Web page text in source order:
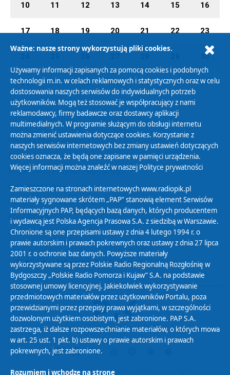
10 11 12 13 14 15 16
17 18 19 20 21 22 23
30
31 01 02 03 04 05 06
Polityka Prywatności
Zasady korzystania z Serwisu
Organizacje Pożytku Publicznego
Cyfryzacja DAB+
Polityka ochrony danych osobowych
Abonament
Zamówienia publiczne
Biuletyn Informacji Publicznej
Ważne: nasze strony wykorzystują pliki cookies.
Używamy informacji zapisanych za pomocą cookies i podobnych
technologii m.in. w celach reklamowych i statystycznych oraz w celu
dostosowania naszych serwisów do indywidualnych potrzeb
użytkowników. Mogą też stosować je współpracujący z nami
reklamodawcy, firmy badawcze oraz dostawcy aplikacji
multimedialnych. W programie służącym do obsługi internetu
można zmienić ustawienia dotyczące cookies. Korzystanie z
naszych serwisów internetowych bez zmiany ustawień dotyczących
cookies oznacza, że będą one zapisane w pamięci urządzenia.
Więcej informacji można znaleźć w naszej Polityce prywatności
Zamieszczone na stronach internetowych www.radiopik.pl
materiały sygnowane skrótem „PAP” stanowią element Serwisów
Informacyjnych PAP, będących bazą danych, których producentem
i wydawcą jest Polska Agencja Prasowa S.A. z siedzibą w Warszawie.
Chronione są one przepisami ustawy z dnia 4 lutego 1994 r. o
prawie autorskim i prawach pokrewnych oraz ustawy z dnia 27 lipca
2001 r. o ochronie baz danych. Powyższe materiały
wykorzystywane są przez Polskie Radio Regionalną Rozgłośnię w
Bydgoszczy „Polskie Radio Pomorza i Kujaw” S.A. na podstawie
stosownej umowy licencyjnej. Jakiekolwiek wykorzystywanie
przedmiotowych materiałów przez użytkowników Portalu, poza
przewidzianymi przez przepisy prawa wyjątkami, w szczególności
dozwolonym użytkiem osobistym, jest zabronione. PAP S.A.
zastrzega, iż dalsze rozpowszechnianie materiałów, o których mowa
w art. 25 ust. 1 pkt. b) ustawy o prawie autorskim i prawach
pokrewnych, jest zabronione.
Rozumiem i wchodzę na stronę